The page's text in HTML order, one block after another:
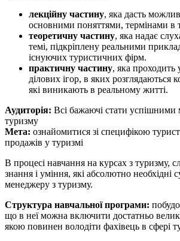
лекційну частину, яка дасть
основними поняттями, термінами в
теоретичну частину, яка надає
темі, підкріплену реальними
існуючих туристичних фірм.
практичну частину, яка проходить
ділових ігор, в яких розглядаються
які виникають в реальному житті.
Аудиторія: Всі бажаючі стати
туризму
Мета: ознайомитися зі специфікою
продажів у туризмі
В процесі навчання на курсах з туризму,
знання і уміння, які абсолютно необхідні
менеджеру з туризму.
Структура навчальної програми:
що в неї можна включити достатньо
якою повинен володіти фахівець в сфері